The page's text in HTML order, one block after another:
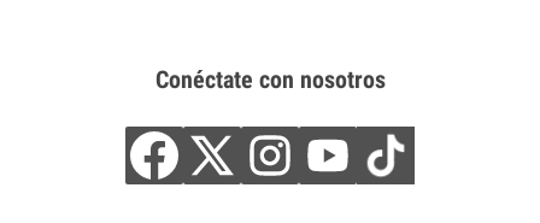
Conéctate con nosotros